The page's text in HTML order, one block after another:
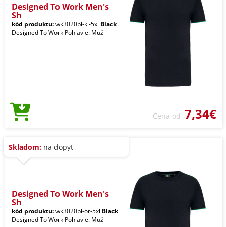
Designed To Work Men's
Sh
kód produktu:wk3020bl-kl-5xl Black
Designed To Work Pohlavie: Muži
Cena od 7,34€
Skladom: na dopyt
Designed To Work Men's
Sh
kód produktu:wk3020bl-or-5xl Black
Designed To Work Pohlavie: Muži